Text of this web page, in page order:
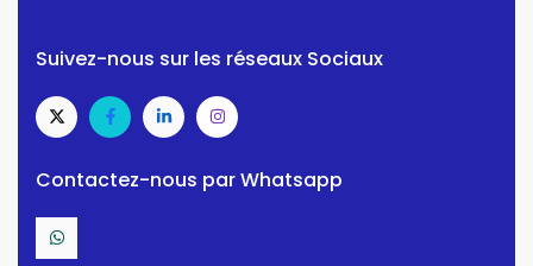
Suivez-nous sur les réseaux Sociaux
Contactez-nous par Whatsapp